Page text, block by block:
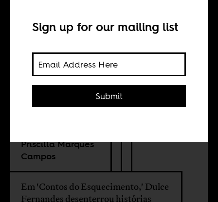
António Tomás
TRANSLATION BY
Priscilla Marques
Campos
Em 'Contos do Esquecimento,' Dulce
Fernandes desenterrou histórias
Sign up for our mailing list
Submit